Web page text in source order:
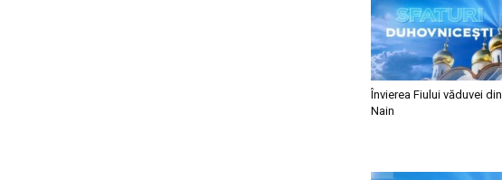
Învierea Fiului văduvei din
Nain